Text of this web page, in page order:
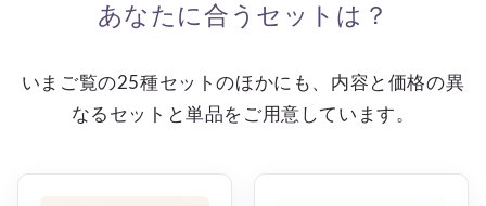
あなたに合うセットは？
いまご覧の25種セットのほかにも、内容と価格の異
なるセットと単品をご用意しています。